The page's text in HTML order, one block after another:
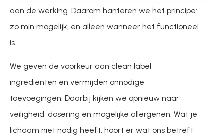
aan de werking. Daarom hanteren we het principe:
zo min mogelijk, en alleen wanneer het functioneel
is.
We geven de voorkeur aan clean label
ingrediënten en vermijden onnodige
toevoegingen. Daarbij kijken we opnieuw naar
veiligheid, dosering en mogelijke allergenen. Wat je
lichaam niet nodig heeft, hoort er wat ons betreft